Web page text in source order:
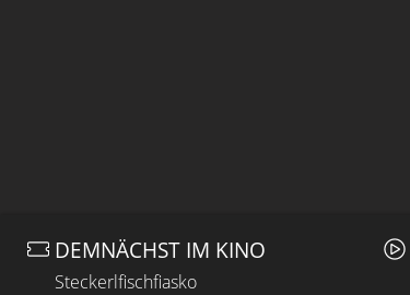
DEMNÄCHST IM KINO
Steckerlfischfiasko